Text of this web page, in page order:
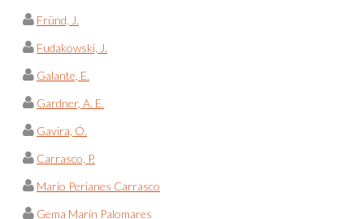
Fründ, J.
Fudakowski, J.
Galante, E.
Gardner, A. E.
Gavira, Ó.
Carrasco, P.
Mario Perianes Carrasco
Gema Marín Palomares